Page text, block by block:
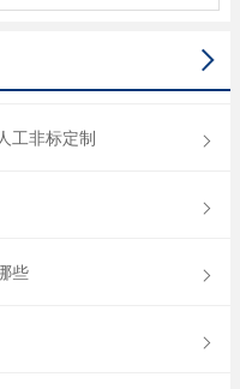

工非标定制
些